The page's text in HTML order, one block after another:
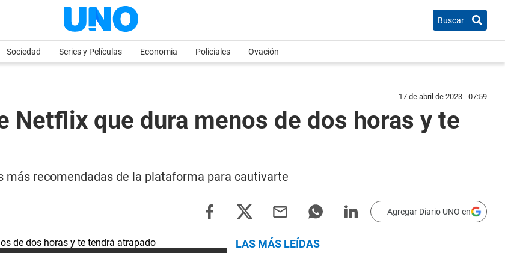
Buscar
Sociedad Series y Películas Economia Policiales Ovación
17 de abril de 2023 - 07:59
Netflix que dura menos de dos horas y te
recomendadas de la plataforma para cautivarte
Agregar Diario UNO en
LAS MÁS LEÍDAS